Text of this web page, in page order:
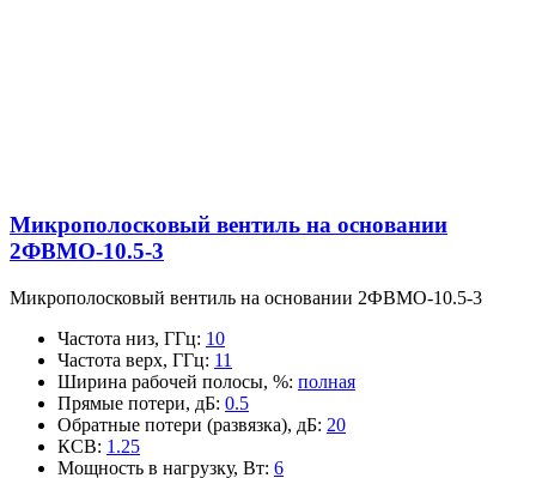
Микрополосковый вентиль на основании
2ФВМO-10.5-3
Микрополосковый вентиль на основании 2ФВМO-10.5-3
Частота низ, ГГц: 10
Частота верх, ГГц: 11
Ширина рабочей полосы, %: полная
Прямые потери, дБ: 0.5
Обратные потери (развязка), дБ: 20
КСВ: 1.25
Мощность в нагрузку, Вт: 6